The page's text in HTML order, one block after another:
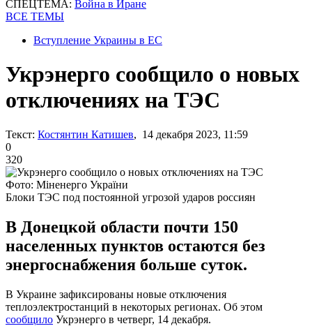
СПЕЦТЕМА: Война в Иране
ВСЕ ТЕМЫ
Вступление Украины в ЕС
Укрэнерго сообщило о новых
отключениях на ТЭС
Текст: Костянтин Катишев, 14 декабря 2023, 11:59
0
320
Фото: Міненерго України
Блоки ТЭС под постоянной угрозой ударов россиян
В Донецкой области почти 150
населенных пунктов остаются без
энергоснабжения больше суток.
В Украине зафиксированы новые отключения
теплоэлектростанций в некоторых регионах. Об этом
сообщило Укрэнерго в четверг, 14 декабря.